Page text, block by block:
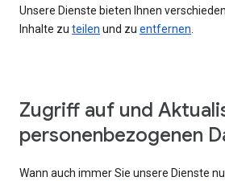
Unsere Dienste bieten Ihnen
Inhalte zu teilen und zu entfernen.
Zugriff auf und
personenbezogenen
Wann auch immer Sie unsere Dienste